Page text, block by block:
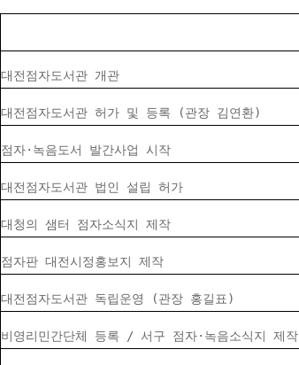
대전점자도서관 개관
대전점자도서관 허가 및 등록 (관장 김연환)
점자·녹음도서 발간사업 시작
대전점자도서관 법인 설립 허가
대청의 샘터 점자소식지 제작
점자판 대전시정홍보지 제작
대전점자도서관 독립운영 (관장 홍길표)
비영리민간단체 등록 / 서구 점자·녹음소식지 제작